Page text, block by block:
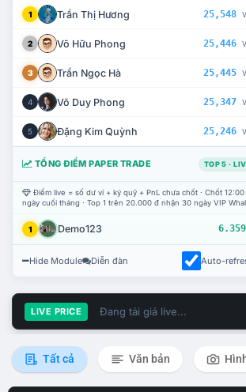
1 Trần Thị Hương 25,548
2 Võ Hữu Phong 25,446
3 Trần Ngọc Hà 25,445
4 Võ Duy Phong 25,347
5 Đặng Kim Quỳnh 25,246
TỔNG ĐIỂM PAPER TRADE TOP 5 ·
Điểm live = số dư ví + ký quỹ + PnL chưa chốt · Chốt 12:00
ngày cuối tháng · Top 1 trên 20.000 đ nhận 30 ngày VIP
1 Demo123 6.359
Hide Module Diễn đàn Auto-
LIVE PRICE Đang tải giá live...
Tất cả Văn bản